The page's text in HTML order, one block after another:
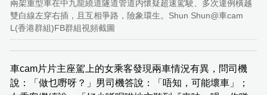
兩架重型車在中九龍繞道隧道管道内懷疑超速駕駛、多次違例橫越
雙白線左穿右插，且互相爭路，險象環生。Shun Shun@車cam
L(香港群組)FB群組視頻截圖
車cam片片主座駕上的女乘客發現兩車情況有異，問司機
說：「做乜嘢呀？」男司機答說：「唔知，可能壞車」；